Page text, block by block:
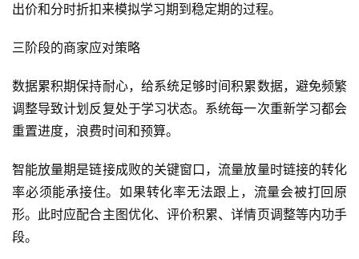
出价和分时折扣来模拟学习期到稳定期的过程。
三阶段的商家应对策略
数据累积期保持耐心，给系统足够时间积累数据，避免频繁
调整导致计划反复处于学习状态。系统每一次重新学习都会
重置进度，浪费时间和预算。
智能放量期是链接成败的关键窗口，流量放量时链接的转化
率必须能承接住。如果转化率无法跟上，流量会被打回原
形。此时应配合主图优化、评价积累、详情页调整等内功手
段。